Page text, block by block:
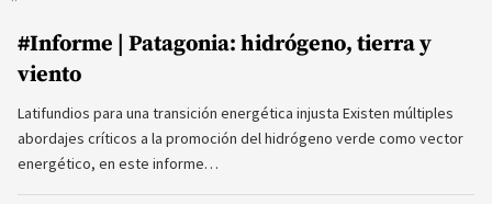
#Informe | Patagonia: hidrógeno, tierra y
viento
Latifundios para una transición energética injusta Existen múltiples
abordajes críticos a la promoción del hidrógeno verde como vector
energético, en este informe…